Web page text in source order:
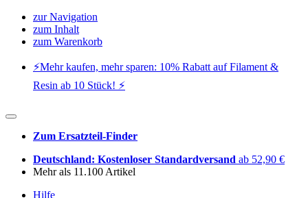
zur Navigation
zum Inhalt
zum Warenkorb
⚡️Mehr kaufen, mehr sparen: 10% Rabatt auf Filament &
Resin ab 10 Stück! ⚡️
Zum Ersatzteil-Finder
Deutschland: Kostenloser Standardversand ab 52,90 €
Mehr als 11.100 Artikel
Hilfe